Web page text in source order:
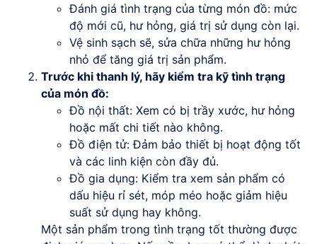
Đánh giá tình trạng của từng món đồ: mức
độ mới cũ, hư hỏng, giá trị sử dụng còn lại.
Vệ sinh sạch sẽ, sửa chữa những hư hỏng
nhỏ để tăng giá trị sản phẩm.
Trước khi thanh lý, hãy kiểm tra kỹ tình trạng
của món đồ:
Đồ nội thất: Xem có bị trầy xước, hư hỏng
hoặc mất chi tiết nào không.
Đồ điện tử: Đảm bảo thiết bị hoạt động tốt
và các linh kiện còn đầy đủ.
Đồ gia dụng: Kiểm tra xem sản phẩm có
dấu hiệu rỉ sét, móp méo hoặc giảm hiệu
suất sử dụng hay không.
Một sản phẩm trong tình trạng tốt thường được